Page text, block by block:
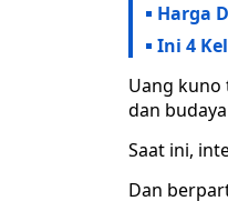
Harga
Ini 4
Uang kuno
dan
Saat ini,
Dan